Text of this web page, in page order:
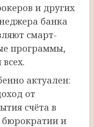
и других
банка
смарт-
программы,
актуален:
от
счёта в
бюрократии и